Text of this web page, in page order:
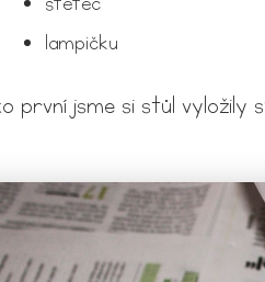
lampičku
první jsme si stůl vyložily